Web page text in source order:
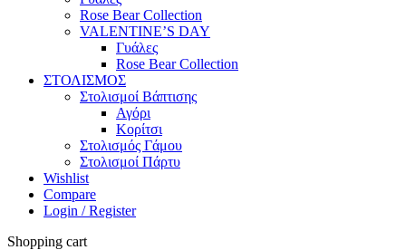
Rose Bear Collection
VALENTINE’S DAY
Γυάλες
Rose Bear Collection
ΣΤΟΛΙΣΜΟΣ
Στολισμοί Βάπτισης
Αγόρι
Κορίτσι
Στολισμός Γάμου
Στολισμοί Πάρτυ
Wishlist
Compare
Login / Register
Shopping cart